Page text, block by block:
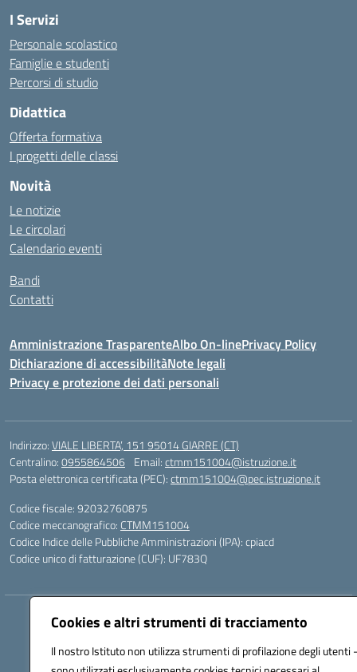
Cookies e altri strumenti di tracciamento
Il nostro Istituto non utilizza strumenti di profilazione degli utenti -
I Servizi
Personale scolastico
Famiglie e studenti
Percorsi di studio
Didattica
Offerta formativa
I progetti delle classi
Novità
Le notizie
Le circolari
Calendario eventi
Bandi
Contatti
Amministrazione TrasparenteAlbo On-linePrivacy Policy
Dichiarazione di accessibilitàNote legali
Privacy e protezione dei dati personali
Indirizzo:VIALE LIBERTA’, 151 95014 GIARRE (CT)
Centralino:0955864506 Email:ctmm151004@istruzione.it
Posta elettronica certificata (PEC):ctmm151004@pec.istruzione.it
Codice fiscale: 92032760875
Codice meccanografico: CTMM151004
Codice Indice delle Pubbliche Amministrazioni (IPA): cpiacd
Codice unico di fatturazione (CUF): UF783Q
Hosting & Powered by 3D Solution S.r.l.